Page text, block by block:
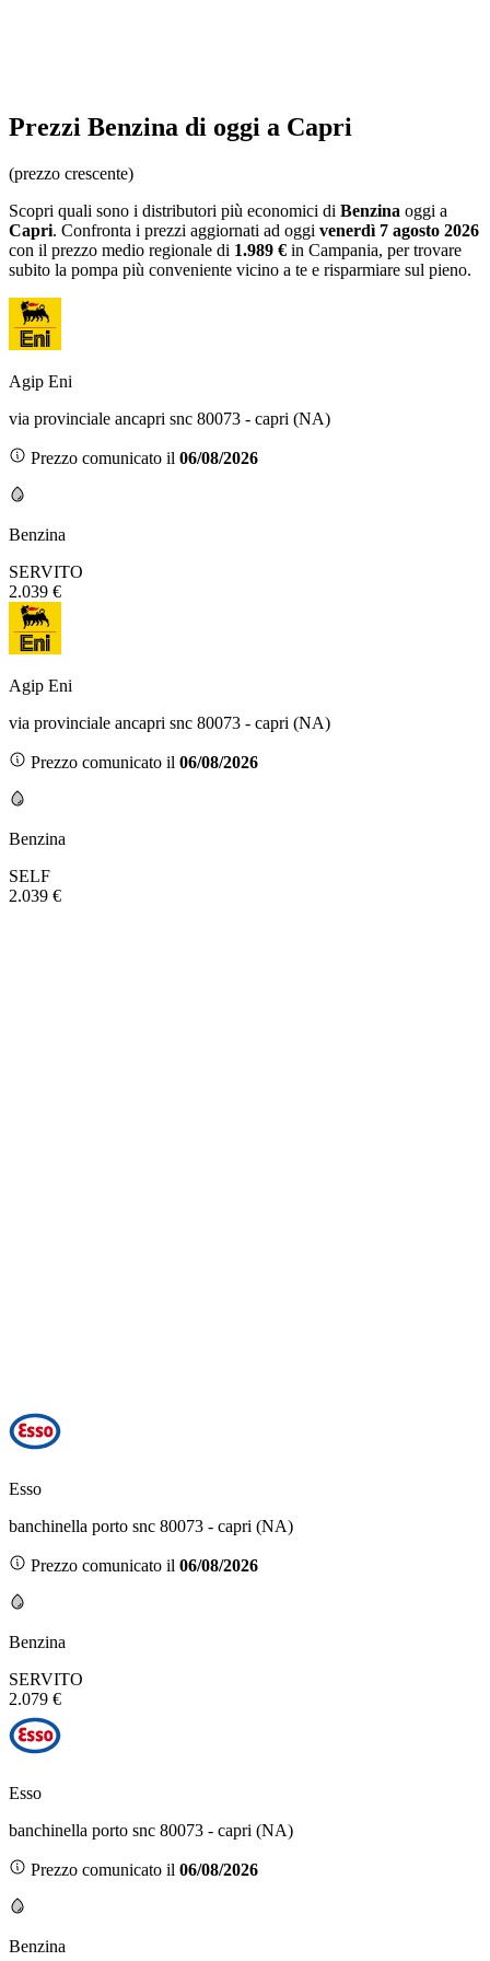
Prezzi Benzina di oggi a Capri
(prezzo crescente)
Scopri quali sono i distributori più economici di Benzina oggi a
Capri. Confronta i prezzi aggiornati ad oggi venerdì 7 agosto 2026
con il prezzo medio regionale di 1.989 € in Campania, per trovare
subito la pompa più conveniente vicino a te e risparmiare sul pieno.
Agip Eni
via provinciale ancapri snc 80073 - capri (NA)
Prezzo comunicato il 06/08/2026
Benzina
SERVITO
2.039 €
Agip Eni
via provinciale ancapri snc 80073 - capri (NA)
Prezzo comunicato il 06/08/2026
Benzina
SELF
2.039 €
Esso
banchinella porto snc 80073 - capri (NA)
Prezzo comunicato il 06/08/2026
Benzina
SERVITO
2.079 €
Esso
banchinella porto snc 80073 - capri (NA)
Prezzo comunicato il 06/08/2026
Benzina